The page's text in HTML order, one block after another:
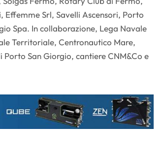
Effemme Srl, Savelli Ascensori, Porto
Spa. In collaborazione, Lega Navale
Territoriale, Centronautico Mare,
San Giorgio, cantiere CNM&Co e